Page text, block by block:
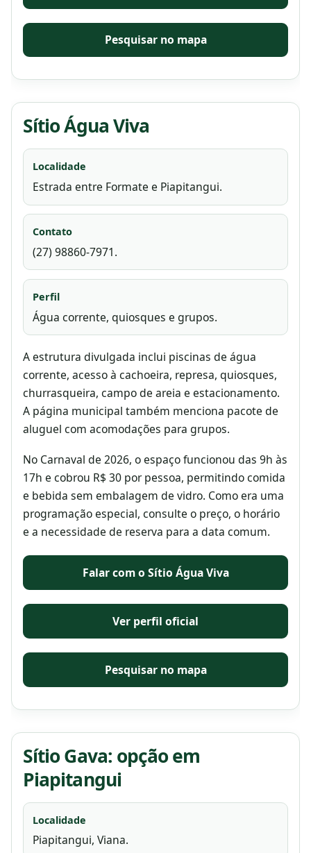
Pesquisar no mapa
Sítio Água Viva
Localidade
Estrada entre Formate e Piapitangui.
Contato
(27) 98860-7971.
Perfil
Água corrente, quiosques e grupos.
A estrutura divulgada inclui piscinas de água
corrente, acesso à cachoeira, represa, quiosques,
churrasqueira, campo de areia e estacionamento.
A página municipal também menciona pacote de
aluguel com acomodações para grupos.
No Carnaval de 2026, o espaço funcionou das 9h às
17h e cobrou R$ 30 por pessoa, permitindo comida
e bebida sem embalagem de vidro. Como era uma
programação especial, consulte o preço, o horário
e a necessidade de reserva para a data comum.
Falar com o Sítio Água Viva
Ver perfil oficial
Pesquisar no mapa
Sítio Gava: opção em
Piapitangui
Localidade
Piapitangui, Viana.